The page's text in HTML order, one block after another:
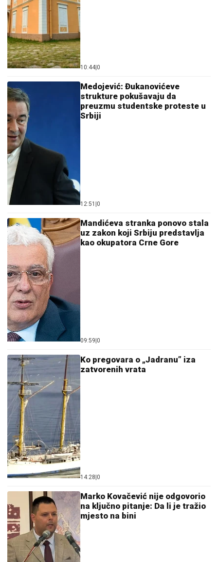
10:44|0
Medojević: Đukanovićeve
strukture pokušavaju da
preuzmu studentske proteste u
Srbiji
12:51 |0
Mandićeva stranka ponovo stala
uz zakon koji Srbiju predstavlja
kao okupatora Crne Gore
09:59|0
Ko pregovara o „Jadranu” iza
zatvorenih vrata
14:28|0
Marko Kovačević nije odgovorio
na ključno pitanje: Da li je tražio
mjesto na bini